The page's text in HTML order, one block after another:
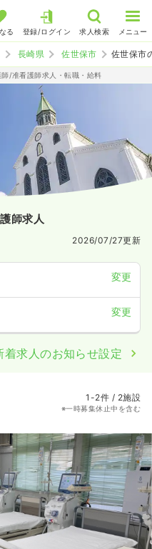
る 登録/ログイン 求人検索 メニュー
長崎県 佐世保市 佐世保市
/准看護師求人・転職・給料
師求人
2026/07/27更新
変更
変更
着求人のお知らせ設定
1-2件 / 2施設
※一時募集休止中を含む